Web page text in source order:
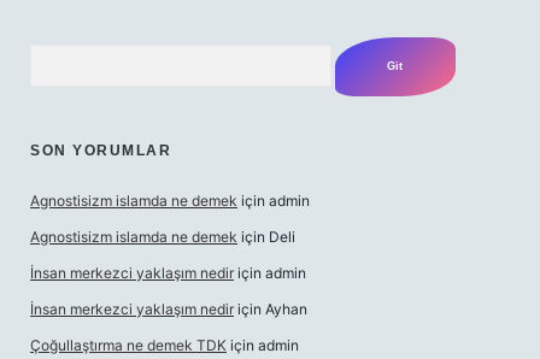
SON YORUMLAR
Agnostisizm islamda ne demek için admin
Agnostisizm islamda ne demek için Deli
İnsan merkezci yaklaşım nedir için admin
İnsan merkezci yaklaşım nedir için Ayhan
Çoğullaştırma ne demek TDK için admin